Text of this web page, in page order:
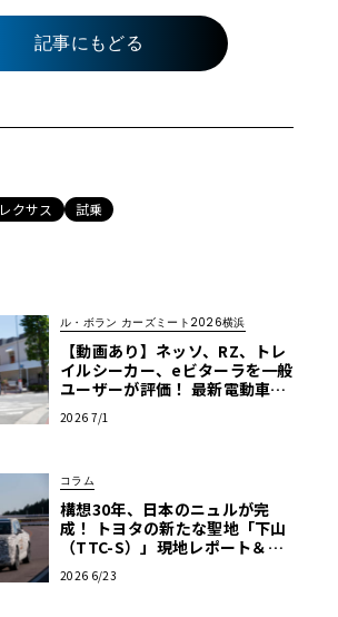
記事にもどる
レクサス 試乗
ル・ボラン カーズミート2026横浜
【動画あり】ネッソ、RZ、トレ
イルシーカー、eビターラを一般
ユーザーが評価！ 最新電動車体
ーズミート2026横浜】
2026 7/1
コラム
構想30年、日本のニュルが完
成！ トヨタの新たな聖地「下山
（TTC-S）」現地レポート＆新
2026 6/23